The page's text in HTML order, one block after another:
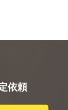
依頼